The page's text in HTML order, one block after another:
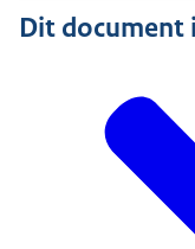
Dit document